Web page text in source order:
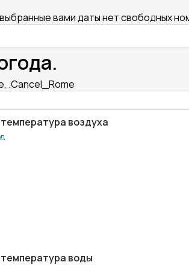
вами даты нет свободных
.Cancel_Rome
воздуха
воды